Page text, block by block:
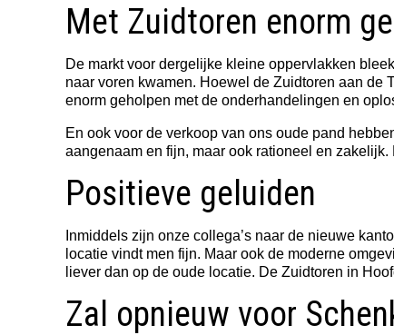
Met Zuidtoren enorm
De markt voor dergelijke kleine oppervlakken
naar voren kwamen. Hoewel de Zuidtoren aan de
enorm geholpen met de onderhandelingen en
En ook voor de verkoop van ons oude pand
aangenaam en fijn, maar ook rationeel en zakelijk.
Positieve geluiden
Inmiddels zijn onze collega’s naar de nieuwe
locatie vindt men fijn. Maar ook de moderne
liever dan op de oude locatie. De Zuidtoren in
Zal opnieuw voor